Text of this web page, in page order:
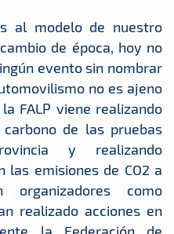
al modelo de nuestro
de época, hoy no
evento sin nombrar
no es ajeno
FALP viene realizando
de las pruebas
y realizando
las emisiones de CO2 a
como
realizado acciones en